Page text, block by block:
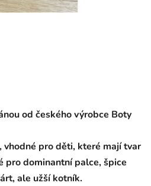
od českého výrobce Boty
vhodné pro děti, které mají tvar
pro dominantní palce, špice
ale užší kotník.